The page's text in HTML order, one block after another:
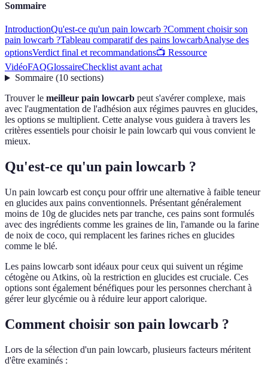
Sommaire
IntroductionQu'est-ce qu'un pain lowcarb ?Comment choisir son
pain lowcarb ?Tableau comparatif des pains lowcarbAnalyse des
optionsVerdict final et recommandations📺 Ressource
VidéoFAQGlossaireChecklist avant achat
Sommaire(10 sections)
Trouver le meilleur pain lowcarb peut s'avérer complexe, mais
avec l'augmentation de l'adhésion aux régimes pauvres en glucides,
les options se multiplient. Cette analyse vous guidera à travers les
critères essentiels pour choisir le pain lowcarb qui vous convient le
mieux.
Qu'est-ce qu'un pain lowcarb ?
Un pain lowcarb est conçu pour offrir une alternative à faible teneur
en glucides aux pains conventionnels. Présentant généralement
moins de 10g de glucides nets par tranche, ces pains sont formulés
avec des ingrédients comme les graines de lin, l'amande ou la farine
de noix de coco, qui remplacent les farines riches en glucides
comme le blé.
Les pains lowcarb sont idéaux pour ceux qui suivent un régime
cétogène ou Atkins, où la restriction en glucides est cruciale. Ces
options sont également bénéfiques pour les personnes cherchant à
gérer leur glycémie ou à réduire leur apport calorique.
Comment choisir son pain lowcarb ?
Lors de la sélection d'un pain lowcarb, plusieurs facteurs méritent
d'être examinés :